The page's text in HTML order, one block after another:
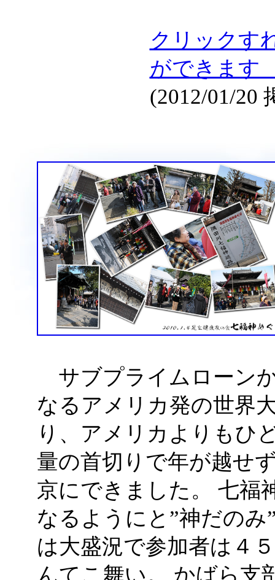
クリックす
ができ
(2012/01/20
サブプライムローン
なるアメリカ発の世界
り、アメリカよりもひ
量の首切りで年が越せ
京にできました。 七福
なるようにと”神だの
は大盛況で参加者は４
んてこ舞い。 かばら支